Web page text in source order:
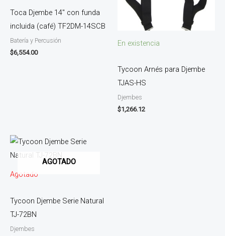
Toca Djembe 14″ con funda
incluida (café) TF2DM-14SCB
Batería y Percusión
$6,554.00
En existencia
Tycoon Arnés para Djembe
TJAS-HS
Djembes
$1,266.12
AGOTADO
Agotado
Tycoon Djembe Serie Natural
TJ-72BN
Djembes